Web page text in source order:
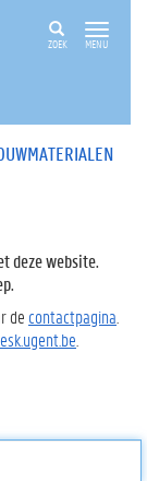
ZOEK MENU
deze website.
de contactpagina